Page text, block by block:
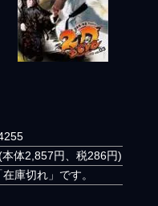
体2,857円、税286円)
庫切れ」です。